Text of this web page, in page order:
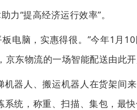
力“提高经济运行效率”。
板电脑，实惠得很。”今年1月
京东物流的一场智能配送由此
机器人、搬运机器人在货架间
系统，称重、扫描、集包，最